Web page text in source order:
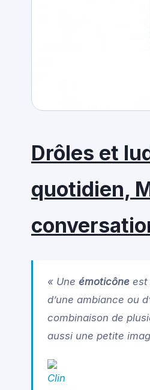
Drôles et
quotidien,
« Une émoticône est
d’une ambiance ou
combinaison de
aussi une petite